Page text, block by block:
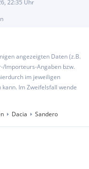
22:35 Uhr
angezeigten Daten (z.B.
Importeurs-Angaben bzw.
im jeweiligen
Im Zweifelsfall wende
Dacia Sandero